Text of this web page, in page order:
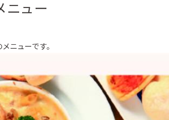
ニュー
ニューです。